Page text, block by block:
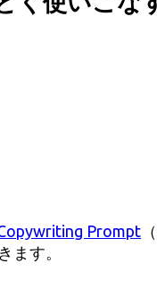
Prompt
ます。